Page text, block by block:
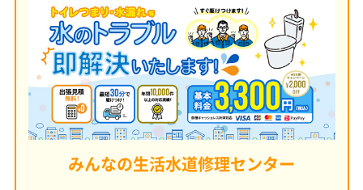
みんなの生活水道修理センター